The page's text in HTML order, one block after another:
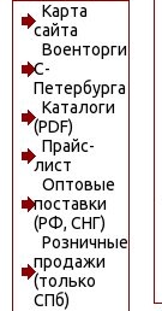
Карта
сайта
Военторги
С-
Петербурга
Каталоги
(PDF)
Прайс-
лист
Оптовые
поставки
(РФ, СНГ)
Розничные
продажи
(только
СПб)